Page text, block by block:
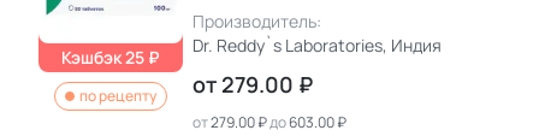
Кэшбэк 25 ₽
по рецепту
Производитель:
Dr. Reddy`s Laboratories, Индия
от 279.00 ₽
от279.00 ₽до603.00 ₽